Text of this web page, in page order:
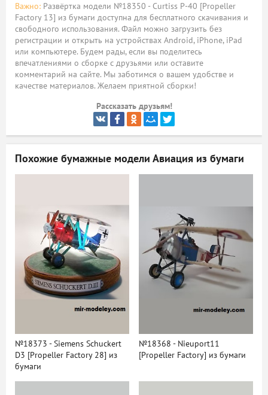
Важно: Развёртка модели №18350 - Curtiss P-40 [Propeller
Factory 13] из бумаги доступна для бесплатного скачивания и
свободного использования. Файл можно загрузить без
регистрации и открыть на устройствах Android, iPhone, iPad
или компьютере. Будем рады, если вы поделитесь
впечатлениями о сборке с друзьями или оставите
комментарий на сайте. Мы заботимся о вашем удобстве и
качестве материалов. Желаем приятной сборки!
Рассказать друзьям!
Похожие бумажные модели Авиация из бумаги
№18373 - Siemens Schuckert
D3 [Propeller Factory 28] из
бумаги
№18368 - Nieuport11
[Propeller Factory] из бумаги